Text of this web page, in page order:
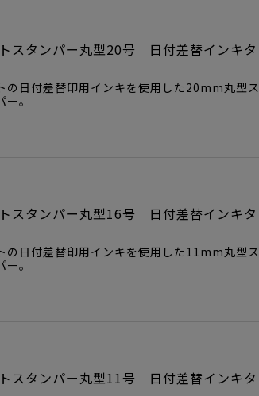
スタンパー丸型20号 日付差替インキタ
の日付差替印用インキを使用した20mm丸型ス
。
スタンパー丸型16号 日付差替インキタ
の日付差替印用インキを使用した11mm丸型ス
。
スタンパー丸型11号 日付差替インキタ